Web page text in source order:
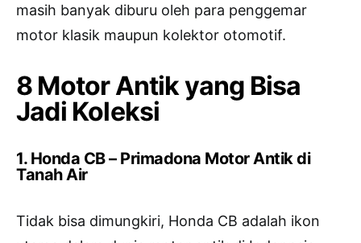
masih banyak diburu oleh para penggemar
motor klasik maupun kolektor otomotif.
8 Motor Antik yang Bisa
Jadi Koleksi
1. Honda CB – Primadona Motor Antik di
Tanah Air
Tidak bisa dimungkiri, Honda CB adalah ikon